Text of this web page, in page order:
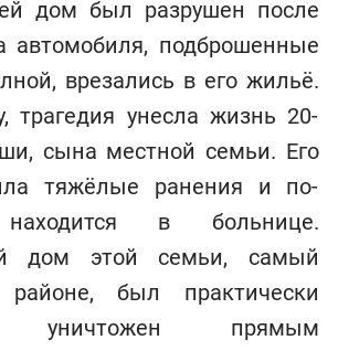
дом был разрушен после
автомобиля, подброшенные
врезались в его жильё.
трагедия унесла жизнь 20-
сына местной семьи. Его
тяжёлые ранения и по-
в больнице.
дом этой семьи, самый
был практически
уничтожен прямым